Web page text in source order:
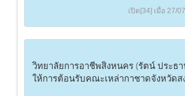
เปิด[34] เมื่อ 27/
วิทยาลัยการอาชีพสิงหนคร (รัตน์ ประธ
ให้การต้อนรับคณะเหล่ากาชาดจังหวัดส